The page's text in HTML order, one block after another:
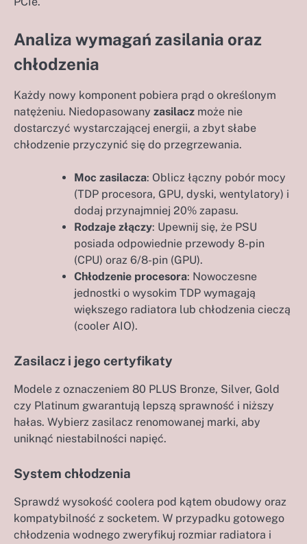
Analiza wymagań zasilania oraz
chłodzenia
Każdy nowy komponent pobiera prąd o określonym
natężeniu. Niedopasowany zasilacz może nie
dostarczyć wystarczającej energii, a zbyt słabe
chłodzenie przyczynić się do przegrzewania.
Moc zasilacza: Oblicz łączny pobór mocy
(TDP procesora, GPU, dyski, wentylatory) i
dodaj przynajmniej 20% zapasu.
Rodzaje złączy: Upewnij się, że PSU
posiada odpowiednie przewody 8-pin
(CPU) oraz 6/8-pin (GPU).
Chłodzenie procesora: Nowoczesne
jednostki o wysokim TDP wymagają
większego radiatora lub chłodzenia cieczą
(cooler AIO).
Zasilacz i jego certyfikaty
Modele z oznaczeniem 80 PLUS Bronze, Silver, Gold
czy Platinum gwarantują lepszą sprawność i niższy
hałas. Wybierz zasilacz renomowanej marki, aby
uniknąć niestabilności napięć.
System chłodzenia
Sprawdź wysokość coolera pod kątem obudowy oraz
kompatybilność z socketem. W przypadku gotowego
chłodzenia wodnego zweryfikuj rozmiar radiatora i